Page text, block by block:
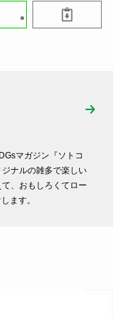
マガジン『ソトコ
ナルの雑多で楽しい
、おもしろくてロー
ます。